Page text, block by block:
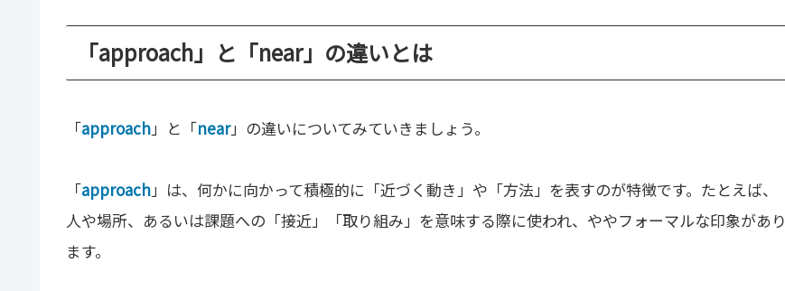
「approach」と「near」の違いとは
「approach」と「near」の違いについてみていきましょう。
「approach」は、何かに向かって積極的に「近づく動き」や「方法」を表すのが特徴です。たとえば、
人や場所、あるいは課題への「接近」「取り組み」を意味する際に使われ、ややフォーマルな印象があり
ます。